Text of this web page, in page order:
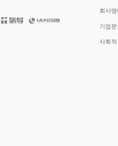
회사명
기업
사회적